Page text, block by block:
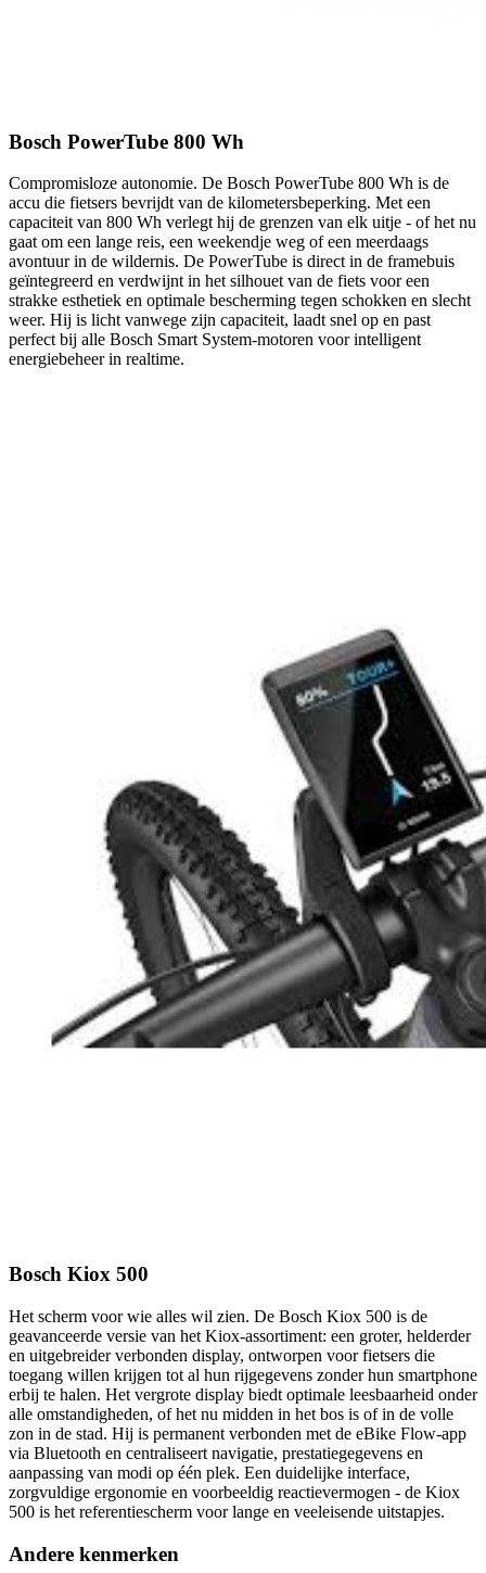
Bosch PowerTube 800 Wh
Compromisloze autonomie. De Bosch PowerTube 800 Wh is de
accu die fietsers bevrijdt van de kilometersbeperking. Met een
capaciteit van 800 Wh verlegt hij de grenzen van elk uitje - of het nu
gaat om een ​​lange reis, een weekendje weg of een meerdaags
avontuur in de wildernis. De PowerTube is direct in de framebuis
geïntegreerd en verdwijnt in het silhouet van de fiets voor een
strakke esthetiek en optimale bescherming tegen schokken en slecht
weer. Hij is licht vanwege zijn capaciteit, laadt snel op en past
perfect bij alle Bosch Smart System-motoren voor intelligent
energiebeheer in realtime.
Bosch Kiox 500
Het scherm voor wie alles wil zien. De Bosch Kiox 500 is de
geavanceerde versie van het Kiox-assortiment: een groter, helderder
en uitgebreider verbonden display, ontworpen voor fietsers die
toegang willen krijgen tot al hun rijgegevens zonder hun smartphone
erbij te halen. Het vergrote display biedt optimale leesbaarheid onder
alle omstandigheden, of het nu midden in het bos is of in de volle
zon in de stad. Hij is permanent verbonden met de eBike Flow-app
via Bluetooth en centraliseert navigatie, prestatiegegevens en
aanpassing van modi op één plek. Een duidelijke interface,
zorgvuldige ergonomie en voorbeeldig reactievermogen - de Kiox
500 is het referentiescherm voor lange en veeleisende uitstapjes.
Andere kenmerken